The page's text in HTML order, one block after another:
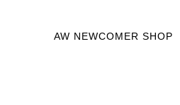
AW NEWCOMER SHOP